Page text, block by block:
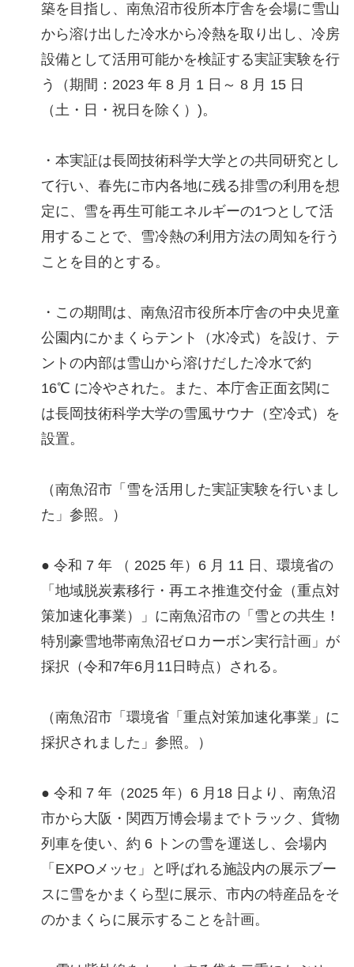
築を目指し、南魚沼市役所本庁舎を会場に雪山
から溶け出した冷水から冷熱を取り出し、冷房
設備として活用可能かを検証する実証実験を行
う（期間：2023 年 8 月 1 日～ 8 月 15 日
（土・日・祝日を除く）)。
・本実証は長岡技術科学大学との共同研究とし
て行い、春先に市内各地に残る排雪の利用を想
定に、雪を再生可能エネルギーの1つとして活
用することで、雪冷熱の利用方法の周知を行う
ことを目的とする。
・この期間は、南魚沼市役所本庁舎の中央児童
公園内にかまくらテント（水冷式）を設け、テ
ントの内部は雪山から溶けだした冷水で約
16℃ に冷やされた。また、本庁舎正面玄関に
は長岡技術科学大学の雪風サウナ（空冷式）を
設置。
（南魚沼市「雪を活用した実証実験を行いまし
た」参照。）
● 令和 7 年 （ 2025 年）6 月 11 日、環境省の
「地域脱炭素移行・再エネ推進交付金（重点対
策加速化事業）」に南魚沼市の「雪との共生！
特別豪雪地帯南魚沼ゼロカーボン実行計画」が
採択（令和7年6月11日時点）される。
（南魚沼市「環境省「重点対策加速化事業」に
採択されました」参照。）
● 令和 7 年（2025 年）6 月18 日より、南魚沼
市から大阪・関西万博会場までトラック、貨物
列車を使い、約 6 トンの雪を運送し、会場内
「EXPOメッセ」と呼ばれる施設内の展示ブー
スに雪をかまくら型に展示、市内の特産品をそ
のかまくらに展示することを計画。